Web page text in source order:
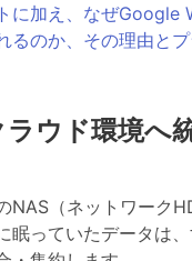
に加え、なぜGoogle
るのか、その理由と
ウド環境へ
NAS（ネットワーク
眠っていたデータは